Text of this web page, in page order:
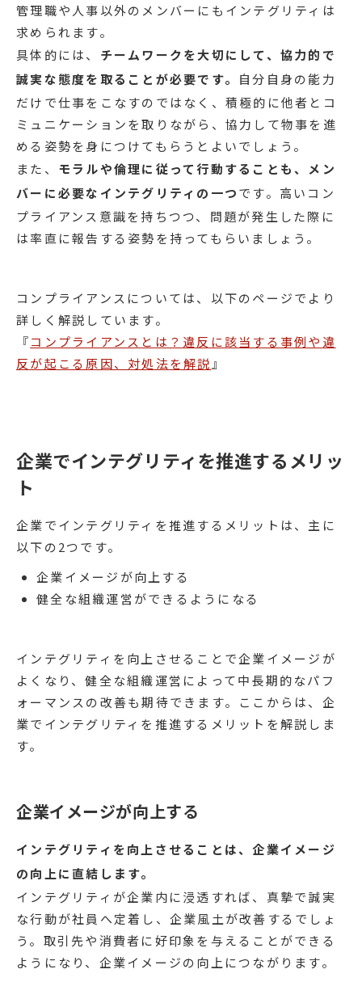
管理職や人事以外のメンバーにもインテグリティは
求められます。
具体的には、 チームワークを大切にして、協力的で
誠実な態度を取ることが必要です。 自分自身の能力
だけで仕事をこなすのではなく、積極的に他者とコ
ミュニケーションを取りながら、協力して物事を進
める姿勢を身につけてもらうとよいでしょう。
また、 モラルや倫理に従って行動することも、メン
バーに必要なインテグリティの一つです。高いコン
プライアンス意識を持ちつつ、問題が発生した際に
は率直に報告する姿勢を持ってもらいましょう。
コンプライアンスについては、以下のページでより
詳しく解説しています。
『コンプライアンスとは？違反に該当する事例や違
反が起こる原因、対処法を解説 』
企業でインテグリティを推進するメリッ
ト
企業でインテグリティを推進するメリットは、主に
以下の2つです。
企業イメージが向上する
健全な組織運営ができるようになる
インテグリティを向上させることで企業イメージが
よくなり、健全な組織運営によって中長期的なパフ
ォーマンスの改善も期待できます。ここからは、企
業でインテグリティを推進するメリットを解説しま
す。
企業イメージが向上する
インテグリティを向上させることは、企業イメージ
の向上に直結します。
インテグリティが企業内に浸透すれば、真摯で誠実
な行動が社員へ定着し、企業風土が改善するでしょ
う。取引先や消費者に好印象を与えることができる
ようになり、企業イメージの向上につながります。